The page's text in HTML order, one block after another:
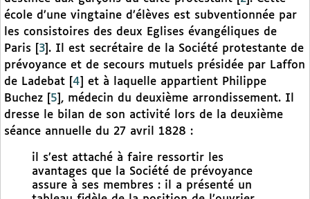
école d’une vingtaine d’élèves est subventionnée par
les consistoires des deux Eglises évangéliques de
Paris
3 . Il est secrétaire de la Société protestante de
prévoyance et de secours mutuels présidée par Laffon
de Ladebat
4
et à laquelle appartient Philippe
Buchez
5 , médecin du deuxième arrondissement. Il
dresse le bilan de son activité lors de la deuxième
séance annuelle du 27 avril 1828 :
il s’est attaché à faire ressortir les
avantages que la Société de prévoyance
assure à ses membres : il a présenté un